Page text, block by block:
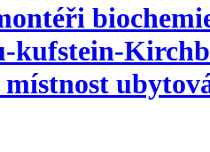
kufstein-